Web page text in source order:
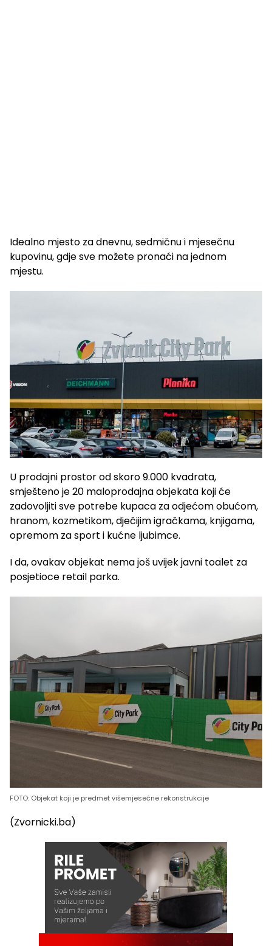
Idealno mjesto za dnevnu, sedmičnu i mjesečnu
kupovinu, gdje sve možete pronaći na jednom
mjestu.
U prodajni prostor od skoro 9.000 kvadrata,
smješteno je 20 maloprodajna objekata koji će
zadovoljiti sve potrebe kupaca za odjećom obućom,
hranom, kozmetikom, dječijim igračkama, knjigama,
opremom za sport i kućne ljubimce.
I da, ovakav objekat nema još uvijek javni toalet za
posjetioce retail parka.
FOTO: Objekat koji je predmet višemjesećne rekonstrukcije
(Zvornicki.ba)